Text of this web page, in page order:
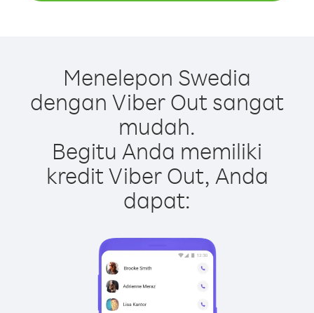
Menelepon Swedia
dengan Viber Out sangat
mudah.
Begitu Anda memiliki
kredit Viber Out, Anda
dapat: